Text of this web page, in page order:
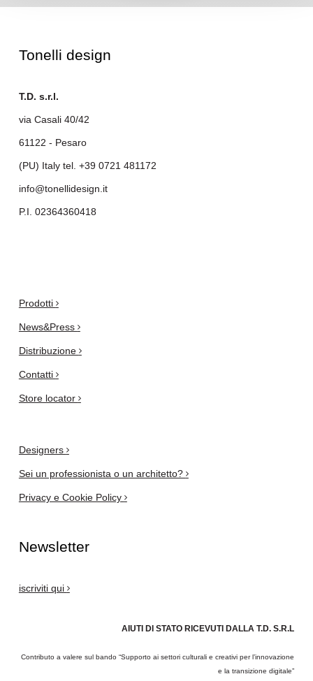
Tonelli design
T.D. s.r.l.
via Casali 40/42
61122 - Pesaro
(PU) Italy tel. +39 0721 481172
info@tonellidesign.it
P.I. 02364360418
Prodotti
News&Press
Distribuzione
Contatti
Store locator
Designers
Sei un professionista o un architetto?
Privacy e Cookie Policy
Newsletter
iscriviti qui
AIUTI DI STATO RICEVUTI DALLA T.D. S.R.L
Contributo a valere sul bando “Supporto ai settori culturali e creativi per l’innovazione
e la transizione digitale”